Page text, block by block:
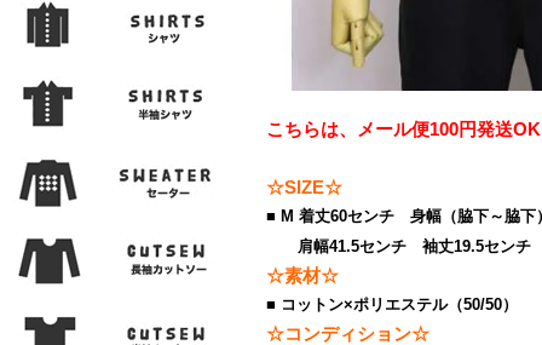
こちらは、メール便100円発送
☆SIZE☆
■ M 着丈60センチ 身幅（脇下～脇下
肩幅41.5センチ 袖丈19.5センチ
☆素材☆
■ コットン×ポリエステル（50/50）
☆コンディション☆